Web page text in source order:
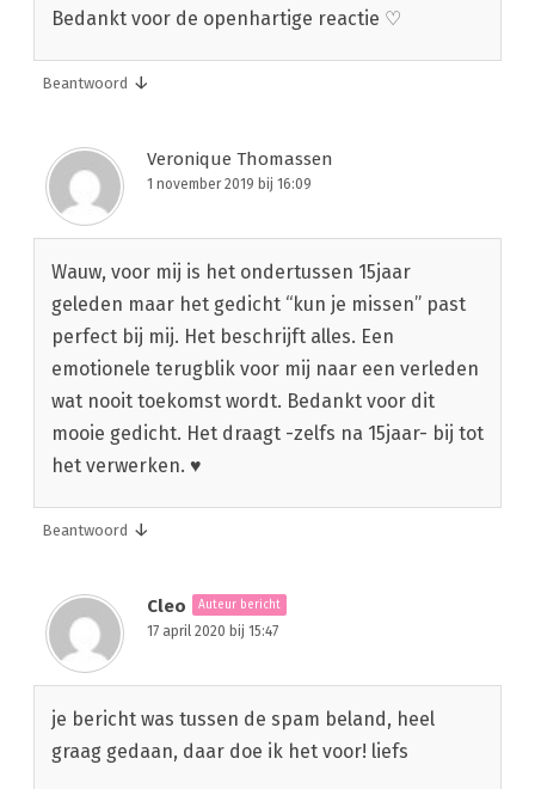
Bedankt voor de openhartige reactie ♡
Beantwoord ↓
Veronique Thomassen
1 november 2019 bij 16:09
Wauw, voor mij is het ondertussen 15jaar
geleden maar het gedicht “kun je missen” past
perfect bij mij. Het beschrijft alles. Een
emotionele terugblik voor mij naar een verleden
wat nooit toekomst wordt. Bedankt voor dit
mooie gedicht. Het draagt -zelfs na 15jaar- bij tot
het verwerken. ♥️
Beantwoord ↓
Cleo Auteur bericht
17 april 2020 bij 15:47
je bericht was tussen de spam beland, heel
graag gedaan, daar doe ik het voor! liefs